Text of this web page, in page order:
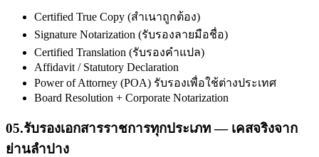
Certified True Copy (สำเนาถูกต้อง)
Signature Notarization (รับรองลายมือชื่อ)
Certified Translation (รับรองคำแปล)
Affidavit / Statutory Declaration
Power of Attorney (POA) รับรองเพื่อใช้ต่างประเทศ
Board Resolution + Corporate Notarization
05.รับรองเอกสารราชการทุกประเภท — เคสจริงจาก
ย่านลำปาง